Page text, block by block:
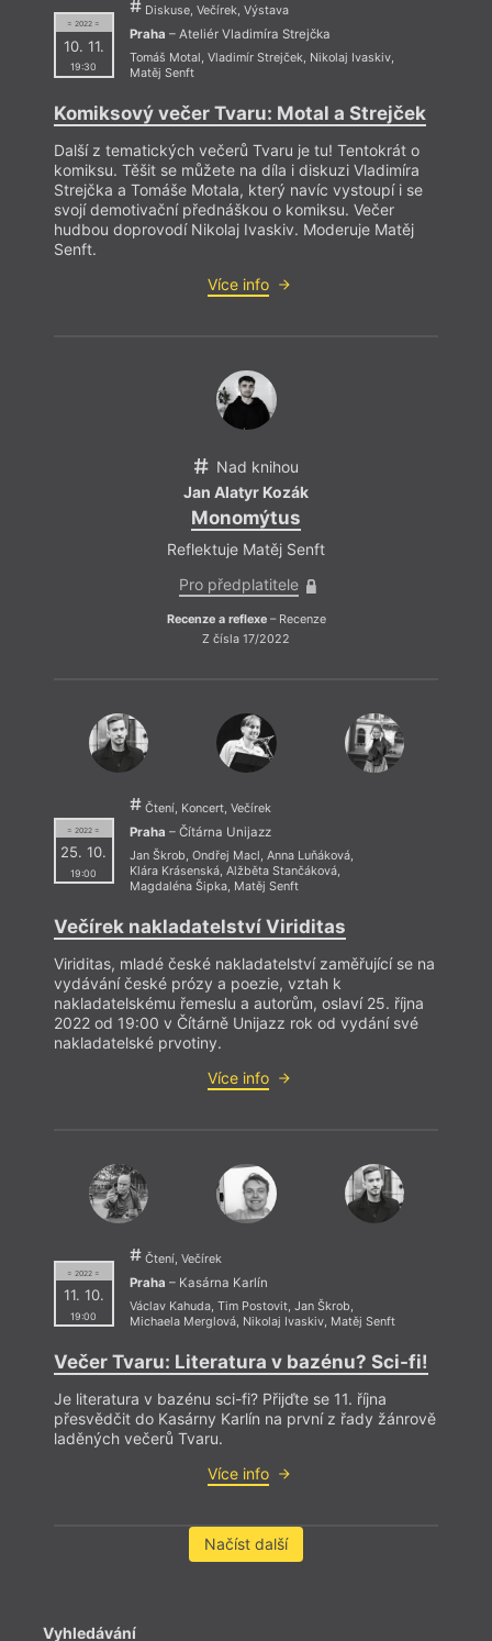
= 2022 =
10. 11.
19:30
Diskuse, Večírek, Výstava
Praha – Ateliér Vladimíra Strejčka
Tomáš Motal,Vladimír Strejček, Nikolaj Ivaskiv,
Matěj Senft
Komiksový večer Tvaru: Motal a Strejček
Další z tematických večerů Tvaru je tu! Tentokrát o
komiksu. Těšit se můžete na díla i diskuzi Vladimíra
Strejčka a Tomáše Motala, který navíc vystoupí i se
svojí demotivační přednáškou o komiksu. Večer
hudbou doprovodí Nikolaj Ivaskiv. Moderuje Matěj
Senft.
Více info
Nad knihou
Jan Alatyr Kozák
Monomýtus
Reflektuje Matěj Senft
Pro předplatitele
Recenze a reflexe– Recenze
Z čísla 17/2022
= 2022 =
25. 10.
19:00
Čtení, Koncert, Večírek
Praha – Čítárna Unijazz
Jan Škrob,Ondřej Macl ,Anna Luňáková,
Klára Krásenská,Alžběta Stančáková,
Magdaléna Šipka, Matěj Senft
Večírek nakladatelství Viriditas
Viriditas, mladé české nakladatelství zaměřující se na
vydávání české prózy a poezie, vztah k
nakladatelskému řemeslu a autorům, oslaví 25. října
2022 od 19:00 v Čítárně Unijazz rok od vydání své
nakladatelské prvotiny.
Více info
= 2022 =
11. 10.
19:00
Čtení, Večírek
Praha – Kasárna Karlín
Václav Kahuda,Tim Postovit,Jan Škrob,
Michaela Merglová, Nikolaj Ivaskiv, Matěj Senft
Večer Tvaru: Literatura v bazénu? Sci-fi!
Je literatura v bazénu sci-fi? Přijďte se 11. října
přesvědčit do Kasárny Karlín na první z řady žánrově
laděných večerů Tvaru.
Více info
Načíst další
Vyhledávání